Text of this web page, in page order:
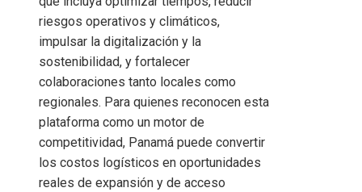
riesgos operativos y climáticos,
impulsar la digitalización y la
sostenibilidad, y fortalecer
colaboraciones tanto locales como
regionales. Para quienes reconocen esta
plataforma como un motor de
competitividad, Panamá puede convertir
los costos logísticos en oportunidades
reales de expansión y de acceso